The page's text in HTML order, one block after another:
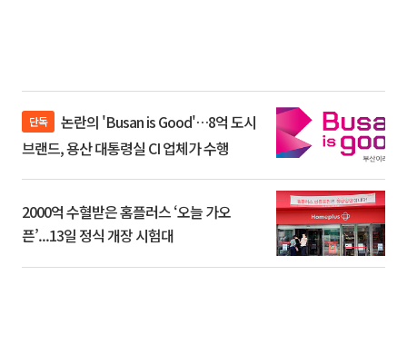
단독
브랜드, 용산 대통령실 CI 업체가 수행
2000억 수혈받은 홈플러스 ‘오늘 가오
픈’...13일 정식 개장 시험대